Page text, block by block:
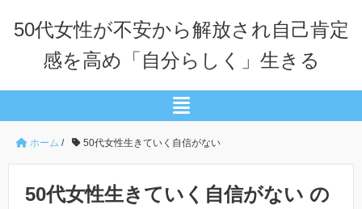
50代女性が不安から解放され自己肯定
感を高め「自分らしく」生きる
ホーム / 50代女性生きていく自信がない
50代女性生きていく自信がない の